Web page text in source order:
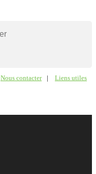
Nous contacter | Liens utiles